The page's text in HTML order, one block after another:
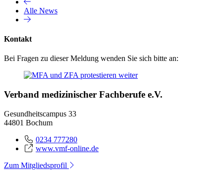
Alle News
Kontakt
Bei Fragen zu dieser Meldung wenden Sie sich bitte an:
Verband medizinischer Fachberufe e.V.
Gesundheitscampus 33
44801 Bochum
0234 777280
www.vmf-online.de
Zum Mitgliedsprofil